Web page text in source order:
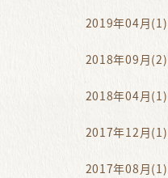
2019年04月(1)
2018年09月(2)
2018年04月(1)
2017年12月(1)
2017年08月(1)